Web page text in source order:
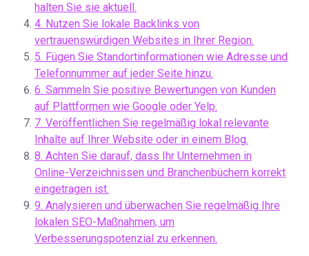
halten Sie sie aktuell.
4. Nutzen Sie lokale Backlinks von
vertrauenswürdigen Websites in Ihrer Region.
5. Fügen Sie Standortinformationen wie Adresse und
Telefonnummer auf jeder Seite hinzu.
6. Sammeln Sie positive Bewertungen von Kunden
auf Plattformen wie Google oder Yelp.
7. Veröffentlichen Sie regelmäßig lokal relevante
Inhalte auf Ihrer Website oder in einem Blog.
8. Achten Sie darauf, dass Ihr Unternehmen in
Online-Verzeichnissen und Branchenbüchern korrekt
eingetragen ist.
9. Analysieren und überwachen Sie regelmäßig Ihre
lokalen SEO-Maßnahmen, um
Verbesserungspotenzial zu erkennen.